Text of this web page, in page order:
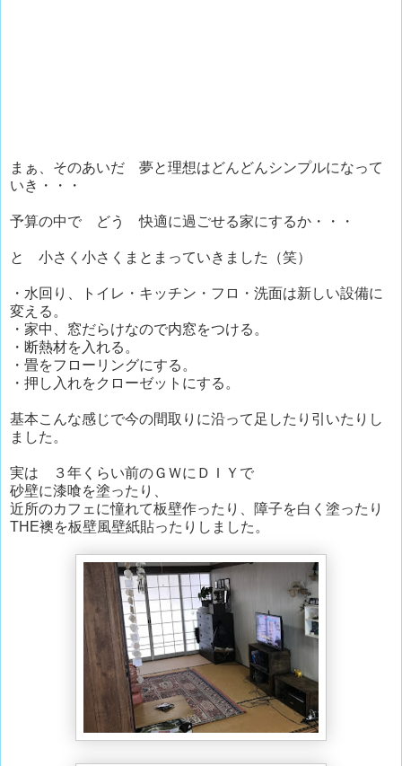
まぁ、そのあいだ 夢と理想はどんどんシンプルになって
いき・・・
予算の中で どう 快適に過ごせる家にするか・・・
と 小さく小さくまとまっていきました（笑）
・水回り、トイレ・キッチン・フロ・洗面は新しい設備に
変える。
・家中、窓だらけなので内窓をつける。
・断熱材を入れる。
・畳をフローリングにする。
・押し入れをクローゼットにする。
基本こんな感じで今の間取りに沿って足したり引いたりし
ました。
実は ３年くらい前のＧＷにＤＩＹで
砂壁に漆喰を塗ったり、
近所のカフェに憧れて板壁作ったり、障子を白く塗ったり
THE襖を板壁風壁紙貼ったりしました。